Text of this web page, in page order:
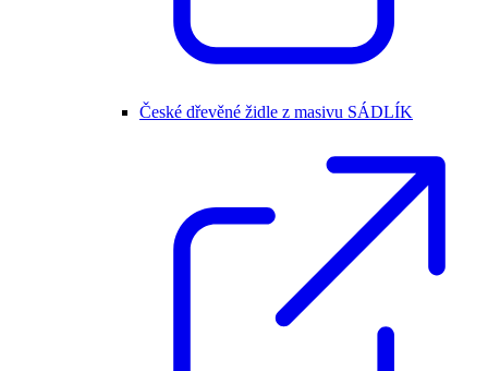
České dřevěné židle z masivu SÁDLÍK